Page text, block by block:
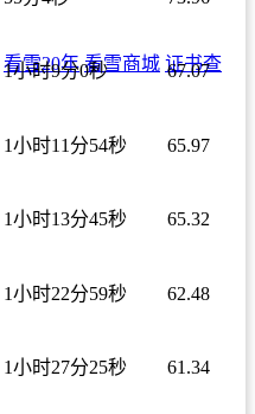
看雪20年 看雪商城 证书查
1小时9分0秒 67.07
1小时11分54秒 65.97
1小时13分45秒 65.32
1小时22分59秒 62.48
1小时27分25秒 61.34